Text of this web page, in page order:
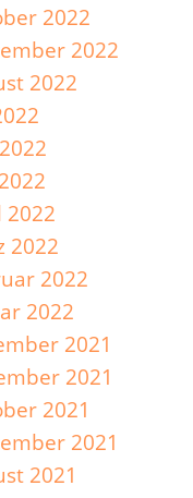
2022
2022
2022
2022
2022
2022
2022
2021
2021
2021
2021
2021